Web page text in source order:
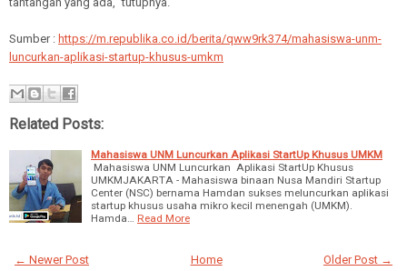
Sumber : https://m.republika.co.id/berita/qww9rk374/mahasiswa-unm-
luncurkan-aplikasi-startup-khusus-umkm
Related Posts:
Mahasiswa UNM Luncurkan Aplikasi StartUp Khusus UMKM
Mahasiswa UNM Luncurkan Aplikasi StartUp Khusus
UMKMJAKARTA - Mahasiswa binaan Nusa Mandiri Startup
Center (NSC) bernama Hamdan sukses meluncurkan aplikasi
startup khusus usaha mikro kecil menengah (UMKM).
Hamda…
Read More
← Newer Post Older Post →
Home